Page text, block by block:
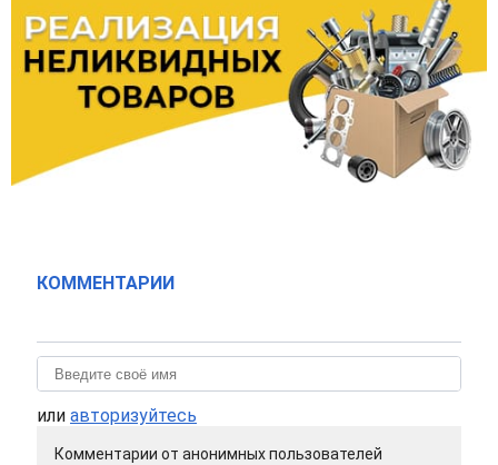
КОММЕНТАРИИ
или авторизуйтесь
Комментарии от анонимных пользователей